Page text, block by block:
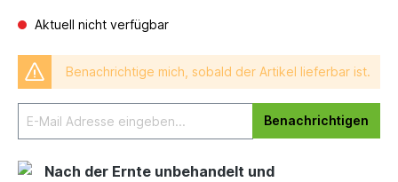
Aktuell nicht verfügbar
Benachrichtige mich, sobald der Artikel lieferbar ist.
Benachrichtigen
Nach der Ernte unbehandelt und